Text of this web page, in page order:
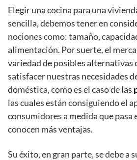
Elegir una cocina para una
sencilla, debemos tener en
nociones como: tamaño,
alimentación. Por suerte, el
variedad de posibles alternativas
satisfacer nuestras necesidades
doméstica, como es el caso de las
las cuales están consiguiendo el
consumidores a medida que pasa
conocen más ventajas.
Su éxito, en gran parte, se debe a